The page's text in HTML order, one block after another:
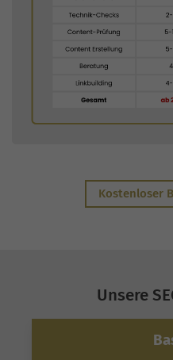
Kostenloser
Unsere